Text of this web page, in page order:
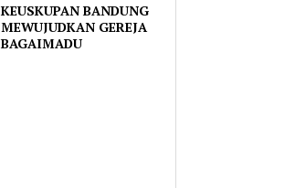
KEUSKUPAN BANDUNG
MEWUJUDKAN GEREJA
BAGAIMADU